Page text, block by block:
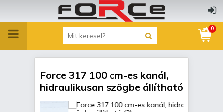
0
Force 317 100 cm-es kanál,
hidraulikusan szögbe állítható